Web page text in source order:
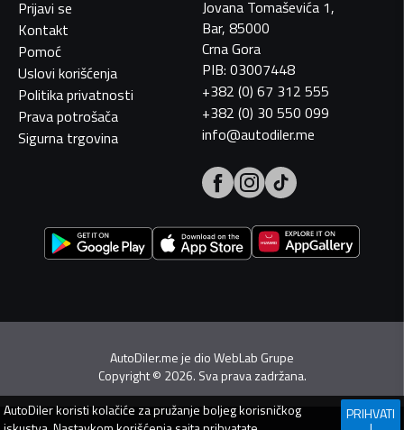
Prijavi se
Kontakt
Pomoć
Uslovi korišćenja
Politika privatnosti
Prava potrošača
Sigurna trgovina
Jovana Tomaševića 1,
Bar, 85000
Crna Gora
PIB: 03007448
+382 (0) 67 312 555
+382 (0) 30 550 099
info@autodiler.me
AutoDiler.me je dioWebLab Grupe
Copyright© 2026. Sva prava zadržana.
AutoDilerkoristi kolačiće za pružanje boljeg korisničkog
PRIHVATI